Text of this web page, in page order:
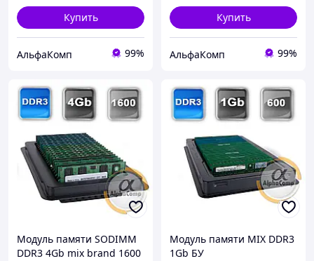
Купить
АльфаКомп 99%
Купить
АльфаКомп 99%
Модуль памяти SODIMM
DDR3 4Gb mix brand 1600
Модуль памяти MIX DDR3
1Gb БУ